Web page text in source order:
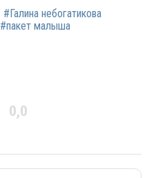
#Галина небогатикова
#пакет малыша
0,0